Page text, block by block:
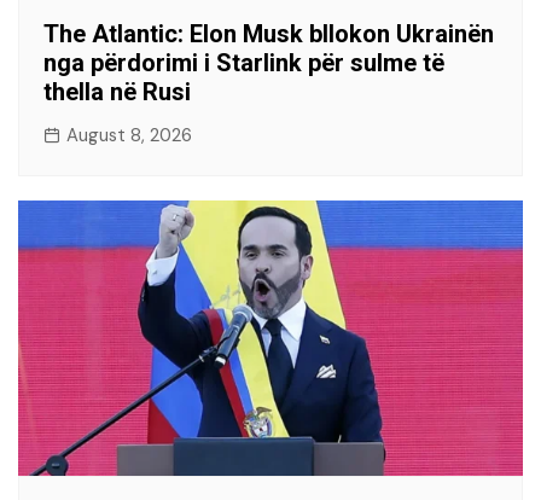
The Atlantic: Elon Musk bllokon Ukrainën
nga përdorimi i Starlink për sulme të
thella në Rusi
August 8, 2026